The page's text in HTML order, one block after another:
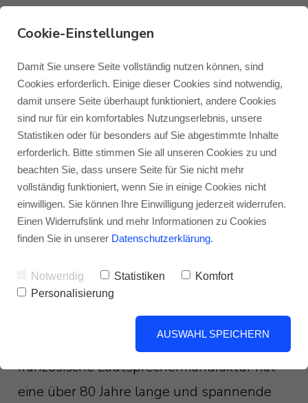
Monitor Audio
Monitor Audio Custom Install
Roksan
Blok
Blog Monitor Audio
Blog Roksan
Blog Blok
Über Elipson
JENS RAGENOW 09.05.2022
Über Elipson – Die
Geschichte der Pioniere des
guten Klangs
Vom Spielzeug für Kinder
zum Spielzeug für wahre
Musikliebhaber
Die heute als Elipson bekannte
französische Lautsprechermanufaktur hat
eine über 80 Jahre lange und spannende
Cookie-Einstellungen
Damit Sie unsere Seite vollständig nutzen können, sind
Cookies erforderlich. Einige dieser Cookies sind notwendig,
damit unsere Seite überhaupt funktioniert, andere Cookies
sind nur für ein komfortables Nutzungserlebnis, unsere
Statistiken oder für besonders auf Sie abgestimmte Inhalte
erforderlich. Bitte stimmen Sie all unseren Cookies zu und
beachten Sie, dass unsere Seite für Sie nicht mehr
vollständig funktioniert, wenn Sie in einige Cookies nicht
einwilligen. Sie können Ihre Einwilligung jederzeit widerrufen.
Einen Widerrufslink und mehr Informationen zu Cookies
finden Sie in unserer Datenschutzerklärung.
Notwendig Statistiken
Komfort
Personalisierung
AUSWAHL SPEICHERN